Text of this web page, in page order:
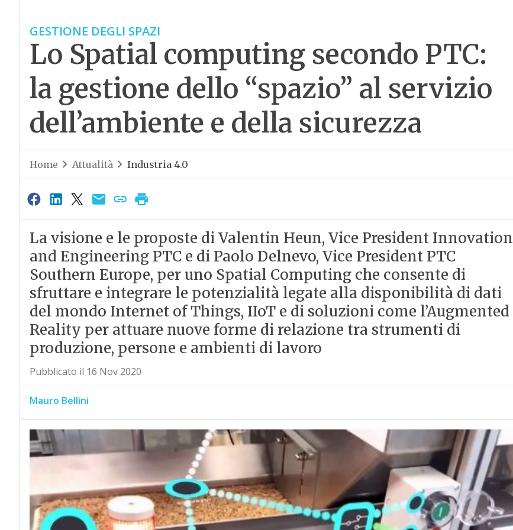
GESTIONE DEGLI SPAZI
Lo Spatial computing secondo PTC:
la gestione dello “spazio” al servizio
dell’ambiente e della sicurezza
Home Attualità Industria 4.0
La visione e le proposte di Valentin Heun, Vice President Innovation
and Engineering PTC e di Paolo Delnevo, Vice President PTC
Southern Europe, per uno Spatial Computing che consente di
sfruttare e integrare le potenzialità legate alla disponibilità di dati
del mondo Internet of Things, IIoT e di soluzioni come l’Augmented
Reality per attuare nuove forme di relazione tra strumenti di
produzione, persone e ambienti di lavoro
Pubblicato il 16 Nov 2020
Mauro Bellini